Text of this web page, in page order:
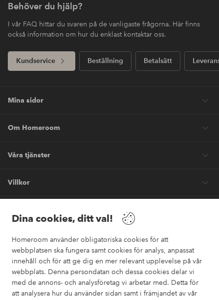
Dina cookies, ditt val!
Homeroom använder obligatoriska cookies för att
webbplatsen ska fungera samt cookies för analys, anpassat
innehåll och för att ge dig en mer relevant upplevelse på vår
webbplats. Denna persondatan och dessa cookies delar vi
med de annons- och analysföretag vi arbetar med. Detta för
att analysera hur du använder sidan samt i främjandet av vår
Behöver du hjälp?
I vår FAQ hittar du svaren på de vanligaste frågorna. Här finns
också information om hur du enklast kontaktar oss.
Kundservice Beställning Betalsätt
Mina sidor
Om Homeroom
Våra tjänster
Villkor
Säkra betalningar
Vill du veta mer om våra betalalternativ ?